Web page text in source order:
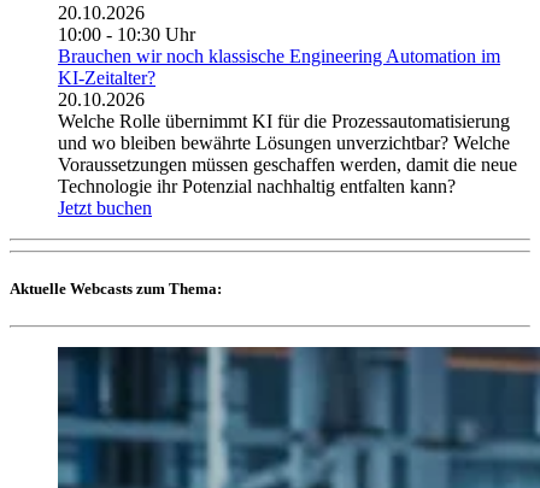
20.10.2026
10:00 - 10:30 Uhr
Brauchen wir noch klassische Engineering Automation im
KI-Zeitalter?
20.10.2026
Welche Rolle übernimmt KI für die Prozessautomatisierung
und wo bleiben bewährte Lösungen unverzichtbar? Welche
Voraussetzungen müssen geschaffen werden, damit die neue
Technologie ihr Potenzial nachhaltig entfalten kann?
Jetzt buchen
Aktuelle Webcasts zum Thema: